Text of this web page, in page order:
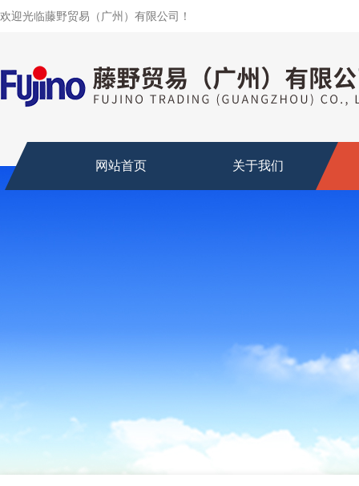
欢迎光临藤野贸易（广州）有限公司！
网站首页 关于我们